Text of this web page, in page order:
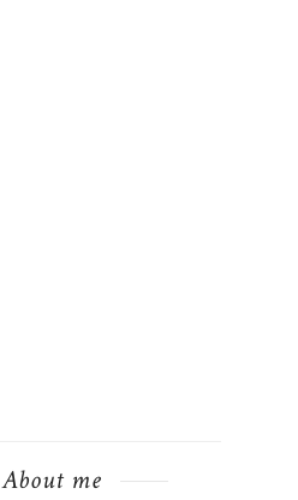
About me